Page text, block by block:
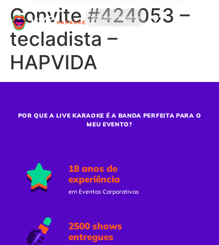
Solicitar Proposta
Convite #424053 –
tecladista –
HAPVIDA
POR QUE A LIVE KARAOKE É A BANDA PERFEITA PARA O
MEU EVENTO?
18 anos de
experiência
em Eventos Corporativos
2500 shows
entregues